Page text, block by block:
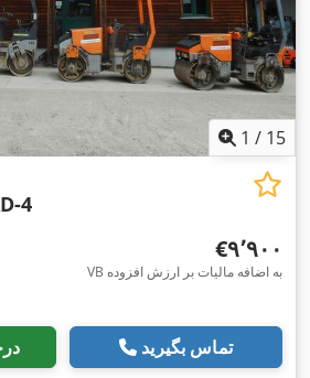
1 / 15
4
‎€۹٬۹۰۰
VB به اضافه مالیات بر ارزش افزوده
تماس بگیرید